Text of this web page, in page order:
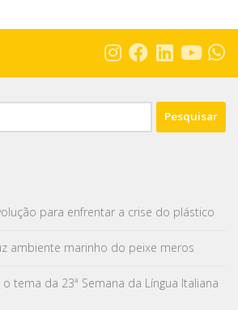
para enfrentar a crise do plástico
ambiente marinho do peixe meros
tema da 23ª Semana da Língua Italiana